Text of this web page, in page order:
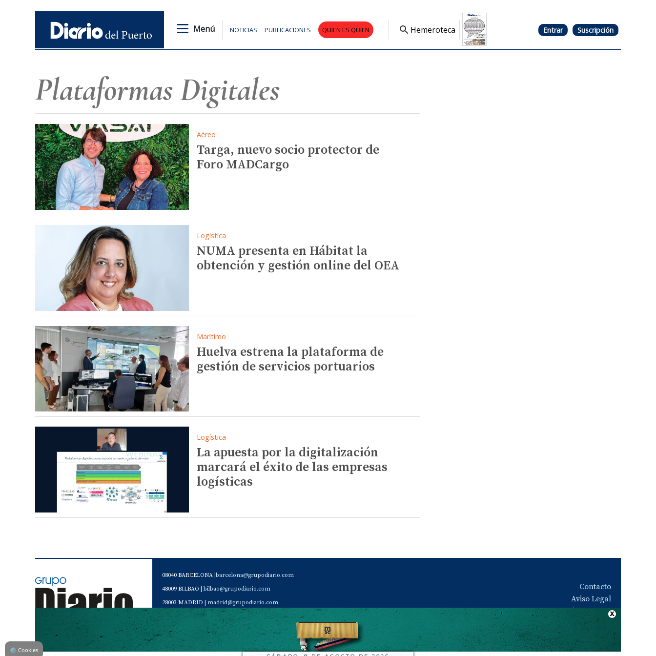
Menú NOTICIAS PUBLICACIONES QUIEN ES QUIEN Hemeroteca Entrar Suscripción
Plataformas Digitales
Aéreo
Targa, nuevo socio protector de
Foro MADCargo
Logística
NUMA presenta en Hábitat la
obtención y gestión online del OEA
Marítimo
Huelva estrena la plataforma de
gestión de servicios portuarios
Logística
La apuesta por la digitalización
marcará el éxito de las empresas
logísticas
08040 BARCELONA | barcelona@grupodiario.com
48009 BILBAO | bilbao@grupodiario.com
28003 MADRID | madrid@grupodiario.com
46120 Alboraya. VALENCIA |
valencia@grupodiario.com
Servicio de Atención al Socio Suscriptor | sas@grupodiario.com
Teléfono de contacto de Diario del Puerto: 96 330 18 32
Contacto
Aviso Legal
Quiénes somos
Política de privacidad
⚙ Cookies